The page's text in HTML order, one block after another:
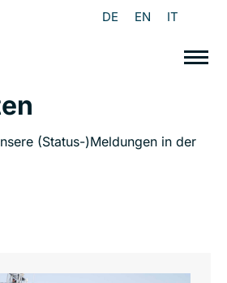
DE EN IT
(Status-)Meldungen in der